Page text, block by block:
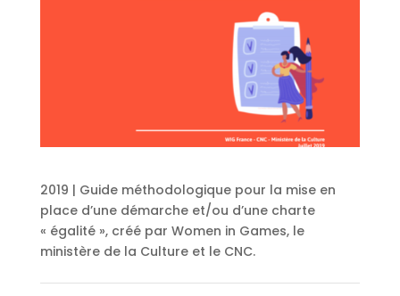
2019 | Guide méthodologique pour la mise en
place d’une démarche et/ou d’une charte
« égalité », créé par Women in Games, le
ministère de la Culture et le CNC.